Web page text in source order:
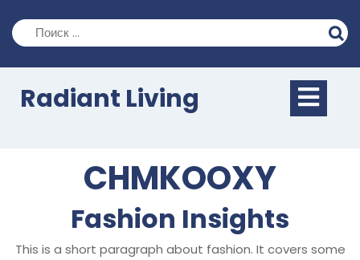
содержимому
Radiant Living
CHMKOOXY
Fashion Insights
This is a short paragraph about fashion. It covers some